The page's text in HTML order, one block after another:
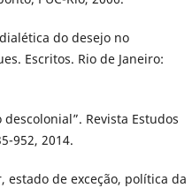
do desejo no
Escritos. Rio de Janeiro:
Revista Estudos
952, 2014.
estado de exceção, política da